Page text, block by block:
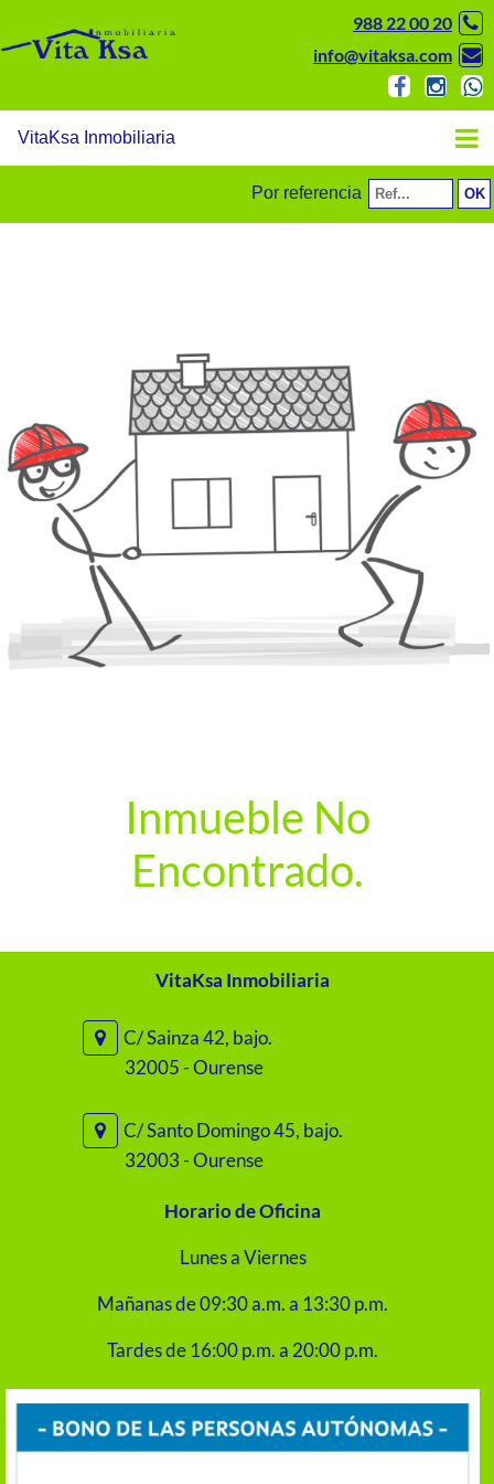
988 22 00 20
info@vitaksa.com
VitaKsa Inmobiliaria
Por referencia
Inmueble No
Encontrado.
VitaKsa Inmobiliaria
C/ Sainza 42, bajo.
32005 - Ourense
C/ Santo Domingo 45, bajo.
32003 - Ourense
Horario de Oficina
Lunes a Viernes
Mañanas de 09:30 a.m. a 13:30 p.m.
Tardes de 16:00 p.m. a 20:00 p.m.